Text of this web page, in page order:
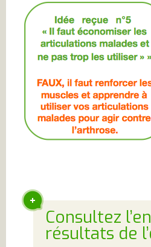
Consultez
résultats de